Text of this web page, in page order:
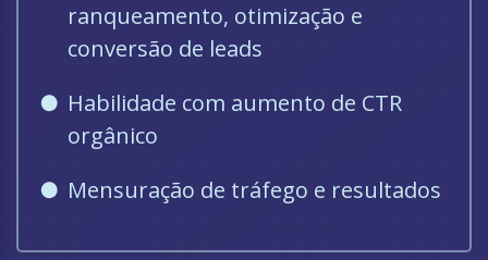
ranqueamento, otimização e
conversão de leads
Habilidade com aumento de CTR
orgânico
Mensuração de tráfego e resultados